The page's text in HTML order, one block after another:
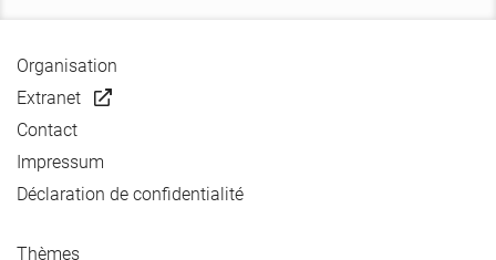
Organisation
Extranet
Contact
Impressum
Déclaration de confidentialité
Thèmes